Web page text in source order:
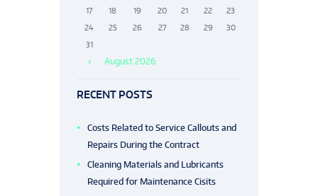
August 2026
17
18 19 20 21 22
23
24
25 26 27 28 29
30
31
RECENT POSTS
Costs Related to Service Callouts and
Repairs During the Contract
Cleaning Materials and Lubricants
Required for Maintenance Cisits